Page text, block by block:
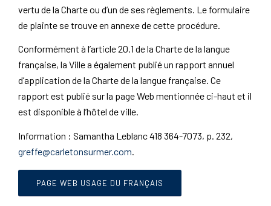
vertu de la Charte ou d’un de ses règlements. Le formulaire
de plainte se trouve en annexe de cette procédure.
Conformément à l’article 20.1 de la Charte de la langue
française, la Ville a également publié un rapport annuel
d’application de la Charte de la langue française. Ce
rapport est publié sur la page Web mentionnée ci-haut et il
est disponible à l’hôtel de ville.
Information : Samantha Leblanc 418 364-7073, p. 232,
greffe@carletonsurmer.com.
PAGE WEB USAGE DU FRANÇAIS